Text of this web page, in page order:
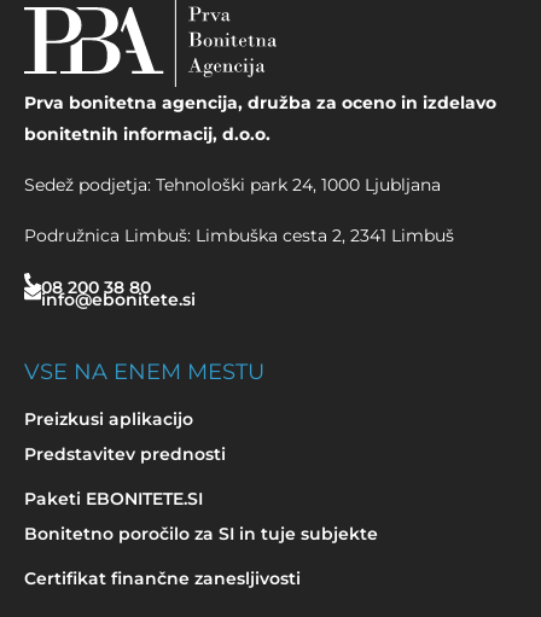
Prva bonitetna agencija, družba za oceno in izdelavo
bonitetnih informacij, d.o.o.
Sedež podjetja: Tehnološki park 24, 1000 Ljubljana
Podružnica Limbuš: Limbuška cesta 2, 2341 Limbuš
08 200 38 80
info@ebonitete.si
VSE NA ENEM MESTU
Preizkusi aplikacijo
Predstavitev prednosti
Paketi EBONITETE.SI
Bonitetno poročilo za SI in tuje subjekte
Certifikat finančne zanesljivosti